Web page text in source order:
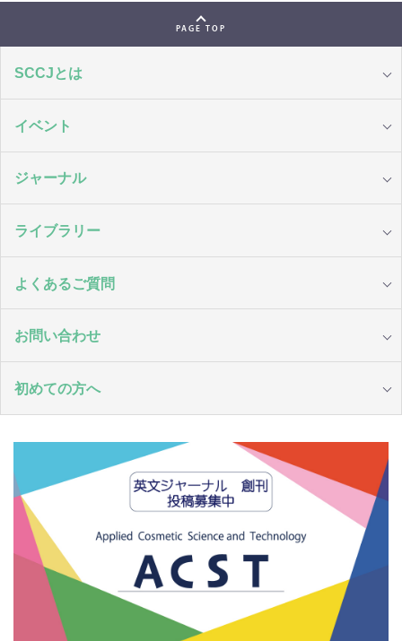
PAGE TOP
SCCJとは
イベント
ジャーナル
ライブラリー
よくあるご質問
お問い合わせ
初めての方へ